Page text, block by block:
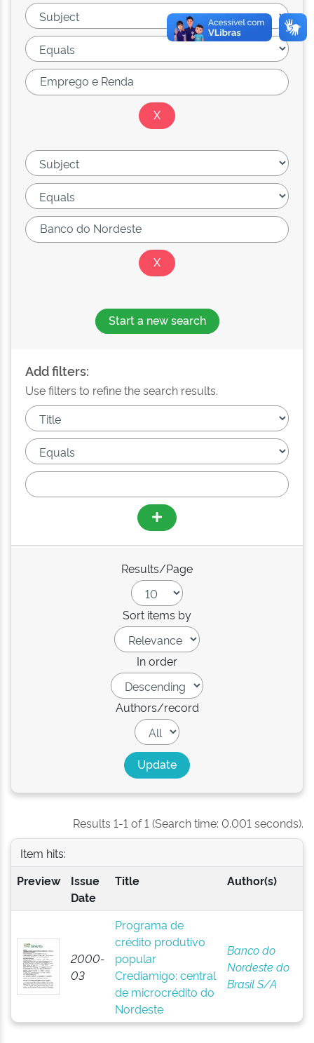
Start a new search
Add filters:
Use filters to refine the search results.
Results/Page
Sort items by
In order
Authors/record
Results 1-1 of 1 (Search time: 0.001 seconds).
Item hits:
Preview
Issue
Date
Title Author(s)
2000-
03
Programa de
crédito produtivo
popular
Crediamigo: central
de microcrédito do
Nordeste
Banco do
Nordeste do
Brasil S/A